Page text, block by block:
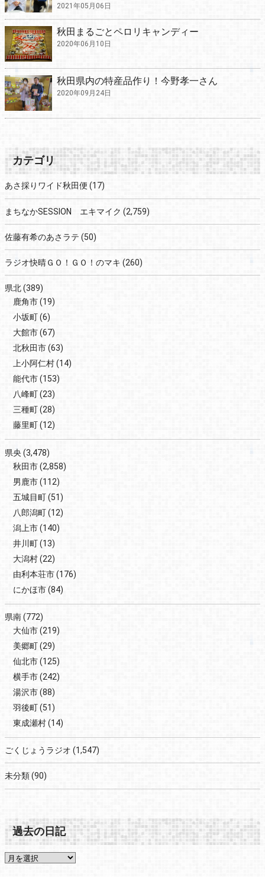
2021年05月06日
秋田まるごとペロリキャンディー
2020年06月10日
秋田県内の特産品作り！今野孝一さん
2020年09月24日
カテゴリ
あさ採りワイド秋田便 (17)
まちなかSESSION エキマイク (2,759)
佐藤有希のあさラテ (50)
ラジオ快晴ＧＯ！ＧＯ！のマキ (260)
県北(389)
鹿角市(19)
小坂町(6)
大館市(67)
北秋田市(63)
上小阿仁村(14)
能代市(153)
八峰町(23)
三種町(28)
藤里町(12)
県央 (3,478)
秋田市(2,858)
男鹿市(112)
五城目町(51)
八郎潟町(12)
潟上市(140)
井川町(13)
大潟村(22)
由利本荘市(176)
にかほ市(84)
県南(772)
大仙市(219)
美郷町(29)
仙北市(125)
横手市(242)
湯沢市(88)
羽後町(51)
東成瀬村(14)
ごくじょうラジオ (1,547)
未分類(90)
過去の日記